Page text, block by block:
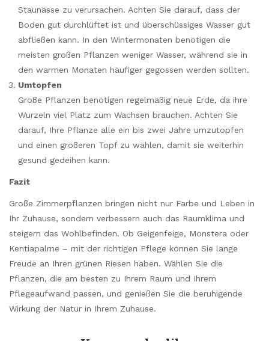
Staunässe zu verursachen. Achten Sie darauf, dass der
Boden gut durchlüftet ist und überschüssiges Wasser gut
abfließen kann. In den Wintermonaten benötigen die
meisten großen Pflanzen weniger Wasser, während sie in
den warmen Monaten häufiger gegossen werden sollten.
Umtopfen
Große Pflanzen benötigen regelmäßig neue Erde, da ihre
Wurzeln viel Platz zum Wachsen brauchen. Achten Sie
darauf, Ihre Pflanze alle ein bis zwei Jahre umzutopfen
und einen größeren Topf zu wählen, damit sie weiterhin
gesund gedeihen kann.
Fazit
Große Zimmerpflanzen bringen nicht nur Farbe und Leben in
Ihr Zuhause, sondern verbessern auch das Raumklima und
steigern das Wohlbefinden. Ob Geigenfeige, Monstera oder
Kentiapalme – mit der richtigen Pflege können Sie lange
Freude an Ihren grünen Riesen haben. Wählen Sie die
Pflanzen, die am besten zu Ihrem Raum und Ihrem
Pflegeaufwand passen, und genießen Sie die beruhigende
Wirkung der Natur in Ihrem Zuhause.